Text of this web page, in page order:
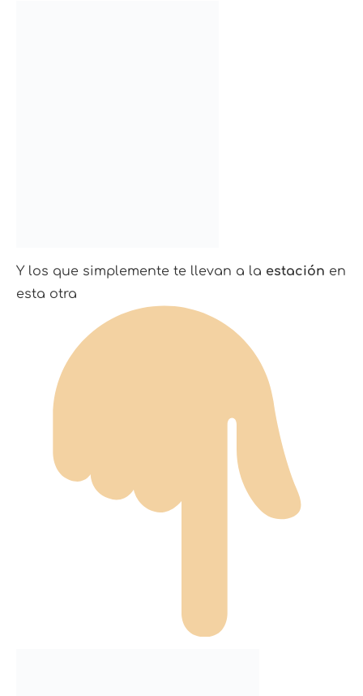
Y los que simplemente te llevan a la estación en
esta otra